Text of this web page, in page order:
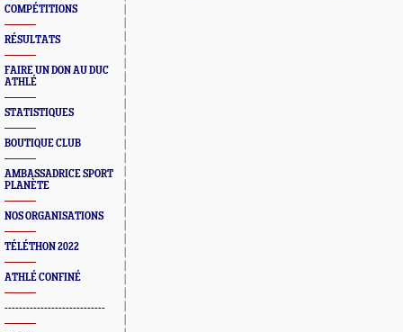
COMPÉTITIONS
RÉSULTATS
FAIRE UN DON AU DUC
ATHLÉ
STATISTIQUES
BOUTIQUE CLUB
AMBASSADRICE SPORT
PLANÈTE
NOS ORGANISATIONS
TÉLÉTHON 2022
ATHLÉ CONFINÉ
----------------------------